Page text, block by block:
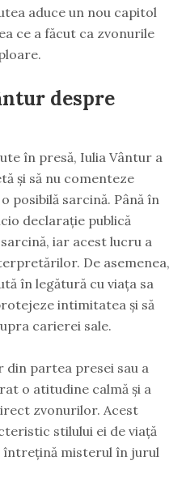
aduce un nou capitol
ce a făcut ca zvonurile
despre
în presă, Iulia Vântur a
și să nu comenteze
posibilă sarcină. Până în
declarație publică
iar acest lucru a
De asemenea,
în legătură cu viața sa
intimitatea și să
carierei sale.
partea presei sau a
o atitudine calmă și a
zvonurilor. Acest
stilului ei de viață
întrețină misterul în jurul